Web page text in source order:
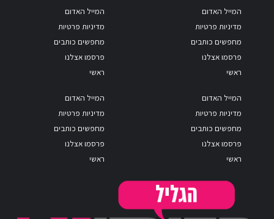
המייל האדום
מדיניות פרטיות
מחפשים כותבים
פרסמו אצלנו
ראשי
המייל האדום
מדיניות פרטיות
מחפשים כותבים
פרסמו אצלנו
ראשי
המייל האדום
מדיניות פרטיות
מחפשים כותבים
פרסמו אצלנו
ראשי
המייל האדום
מדיניות פרטיות
מחפשים כותבים
פרסמו אצלנו
ראשי